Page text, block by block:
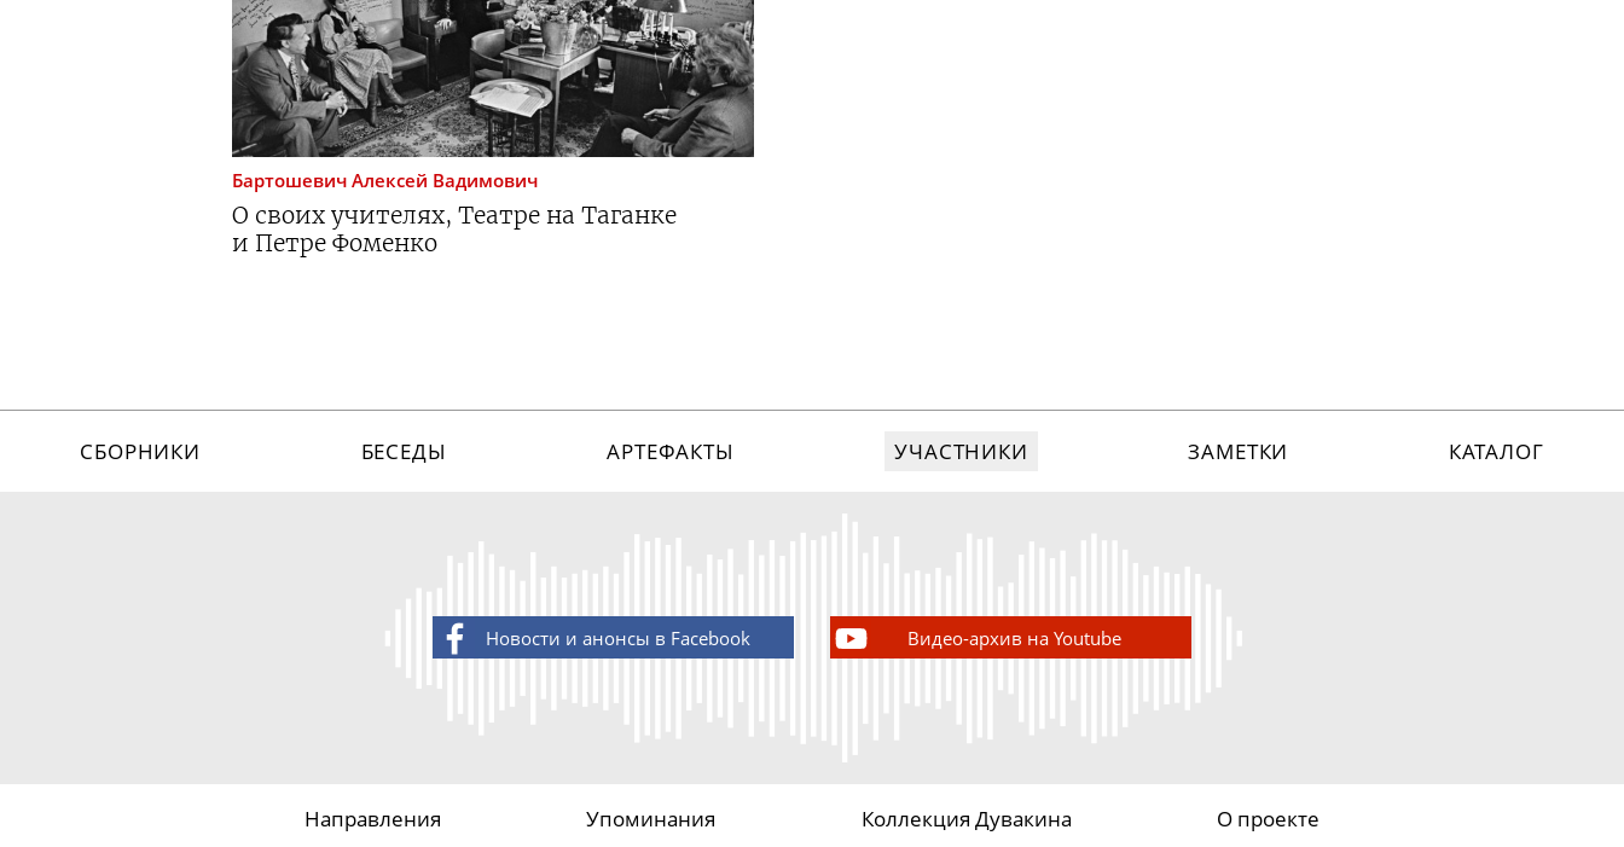
БартошевичАлексей Вадимович
О своих учителях, Театре на Таганке
и Петре Фоменко
СБОРНИКИ БЕСЕДЫ АРТЕФАКТЫ УЧАСТНИКИ ЗАМЕТКИ КАТАЛОГ
Новости и анонсы в Facebook Видео-архив на Youtube
Направления Упоминания Коллекция Дувакина О проекте